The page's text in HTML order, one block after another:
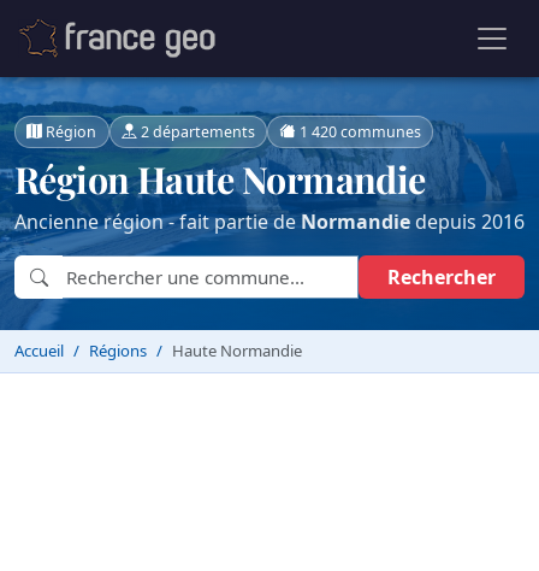
Région 2 départements 1 420 communes
Région Haute Normandie
Ancienne région - fait partie deNormandiedepuis 2016
Rechercher
Accueil Régions Haute Normandie